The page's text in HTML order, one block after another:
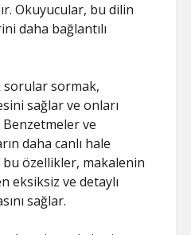
Okuyucular, bu dilin
daha bağlantılı
sormak,
sağlar ve onları
ve
daha canlı hale
özellikler, makalenin
eksiksiz ve detaylı
sağlar.